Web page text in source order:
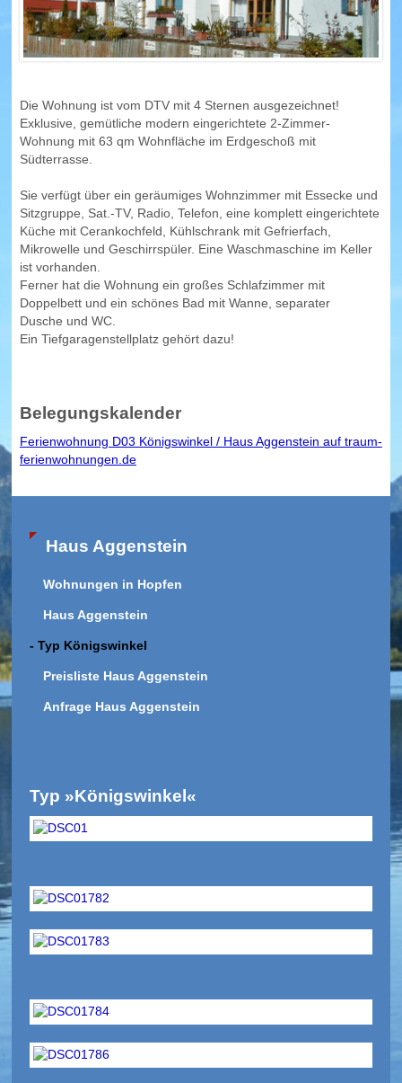
SCHWANGAU
HOHENSCHWANGAU
WEISSENSEE
PFRONTEN
Wohnungen in Pfronten (Übersicht)
Die Wohnung ist vom DTV mit 4 Sternen ausgezeichnet!
Exklusive, gemütliche modern eingerichtete 2-Zimmer-
Wohnung mit 63 qm Wohnfläche im Erdgeschoß mit
Südterrasse.
Sie verfügt über ein geräumiges Wohnzimmer mit Essecke und
Sitzgruppe, Sat.-TV, Radio, Telefon, eine komplett eingerichtete
Küche mit Cerankochfeld, Kühlschrank mit Gefrierfach,
Mikrowelle und Geschirrspüler. Eine Waschmaschine im Keller
ist vorhanden.
Ferner hat die Wohnung ein großes Schlafzimmer mit
Doppelbett und ein schönes Bad mit Wanne, separater
Dusche und WC.
Ein Tiefgaragenstellplatz gehört dazu!
Belegungskalender
Ferienwohnung D03 Königswinkel / Haus Aggenstein auf traum-
ferienwohnungen.de
Haus Aggenstein
Wohnungen in Hopfen
Haus Aggenstein
- Typ Königswinkel
Preisliste Haus Aggenstein
Anfrage Haus Aggenstein
Typ »Königswinkel«